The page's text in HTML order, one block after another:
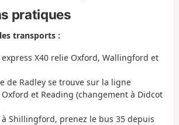
pratiques
transports :
express X40 relie Oxford, Wallingford et
de Radley se trouve sur la ligne
et Reading (changement à Didcot
Shillingford, prenez le bus 35 depuis